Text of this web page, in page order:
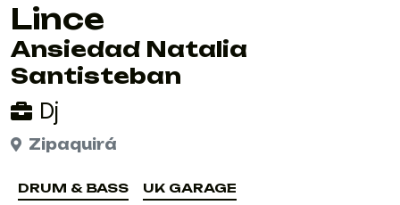
Lince
Ansiedad Natalia
Santisteban
Dj
Zipaquirá
DRUM & BASS
UK GARAGE